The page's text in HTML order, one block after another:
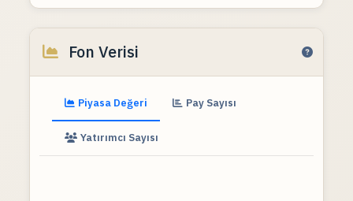
Fon Verisi
Piyasa Değeri Pay Sayısı
Yatırımcı Sayısı